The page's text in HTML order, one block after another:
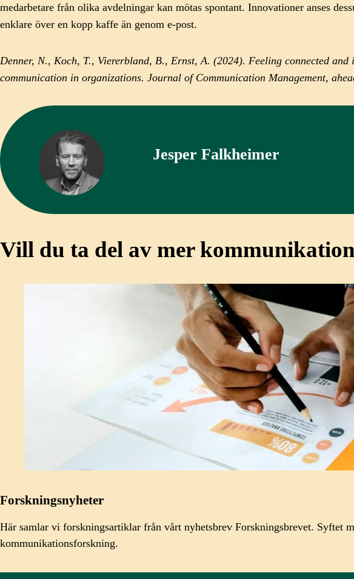
medarbetare från olika avdelningar kan mötas spontant. Innovationer anses
enklare över en kopp kaffe än genom e-post.
Denner, N., Koch, T., Viererbland, B., Ernst, A. (2024). Feeling connected
communication in organizations. Journal of Communication Management,
Jesper Falkheimer
Vill du ta del av mer
Forskningsnyheter
Här samlar vi forskningsartiklar från vårt nyhetsbrev Forskningsbrevet. Syftet
kommunikationsforskning.